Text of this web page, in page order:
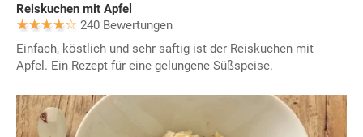
Reiskuchen mit Apfel
240 Bewertungen
Einfach, köstlich und sehr saftig ist der Reiskuchen mit
Apfel. Ein Rezept für eine gelungene Süßspeise.